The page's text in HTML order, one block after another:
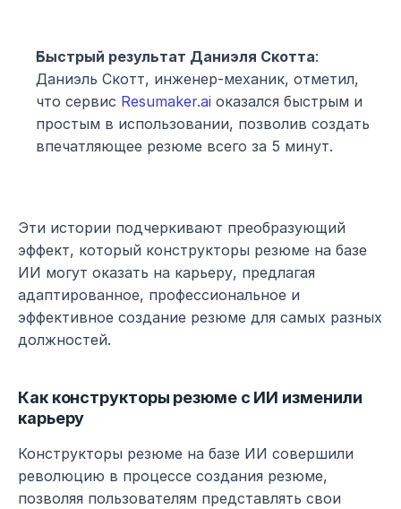
Быстрый результат Даниэля Скотта:
Даниэль Скотт, инженер-механик, отметил,
что сервис Resumaker.ai оказался быстрым и
простым в использовании, позволив создать
впечатляющее резюме всего за 5 минут.
Эти истории подчеркивают преобразующий
эффект, который конструкторы резюме на базе
ИИ могут оказать на карьеру, предлагая
адаптированное, профессиональное и
эффективное создание резюме для самых разных
должностей.
Как конструкторы резюме с ИИ изменили
карьеру
Конструкторы резюме на базе ИИ совершили
революцию в процессе создания резюме,
позволяя пользователям представлять свои